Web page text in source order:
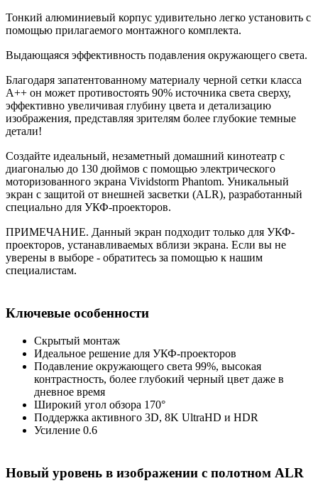
Тонкий алюминиевый корпус удивительно легко установить с
помощью прилагаемого монтажного комплекта.
Выдающаяся эффективность подавления окружающего света.
Благодаря запатентованному материалу черной сетки класса
A++ он может противостоять 90% источника света сверху,
эффективно увеличивая глубину цвета и детализацию
изображения, представляя зрителям более глубокие темные
детали!
Создайте идеальный, незаметный домашний кинотеатр с
диагональю до 130 дюймов с помощью электрического
моторизованного экрана Vividstorm Phantom. Уникальный
экран с защитой от внешней засветки (ALR), разработанный
специально для УКФ-проекторов.
ПРИМЕЧАНИЕ. Данный экран подходит только для УКФ-
проекторов, устанавливаемых вблизи экрана. Если вы не
уверены в выборе - обратитесь за помощью к нашим
специалистам.
Ключевые особенности
Скрытый монтаж
Идеальное решение для УКФ-проекторов
Подавление окружающего света 99%, высокая
контрастность, более глубокий черный цвет даже в
дневное время
Широкий угол обзора 170°
Поддержка активного 3D, 8K UltraHD и HDR
Усиление 0.6
Новый уровень в изображении с полотном ALR